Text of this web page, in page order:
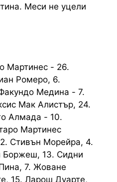
Меси не уцели
Мартинес - 26.
Ромеро, 6.
Медина - 7.
Мак Алистър, 24.
Алмада - 10.
Мартинес
Стивън Морейра, 4.
Боржеш, 13. Сидни
7. Жоване
15. Ларош Дуарте,